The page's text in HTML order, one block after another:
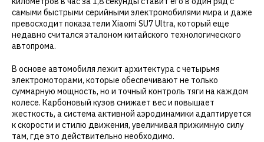
самыми быстрыми серийными электромобилями мира и даже
превосходит показатели Xiaomi SU7 Ultra, который еще
недавно считался эталоном китайского технологического
автопрома.
В основе автомобиля лежит архитектура с четырьмя
электромоторами, которые обеспечивают не только
суммарную мощность, но и точный контроль тяги на каждом
колесе. Карбоновый кузов снижает вес и повышает
жесткость, а система активной аэродинамики адаптируется
к скорости и стилю движения, увеличивая прижимную силу
там, где это действительно необходимо.